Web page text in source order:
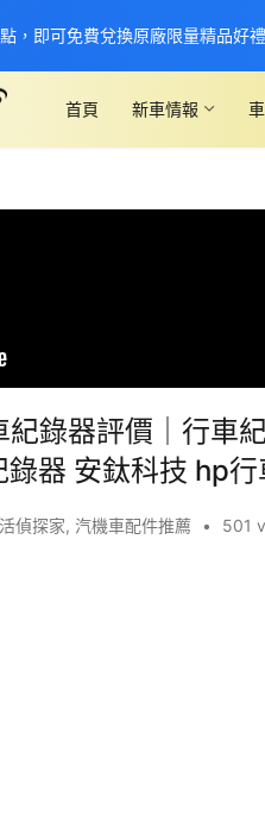
首頁 新車情報
錄器評價│行車
器 安鈦科技 hp
偵探家, 汽機車配件推薦 • 501
，即可免費兌換原廠限量精品好禮